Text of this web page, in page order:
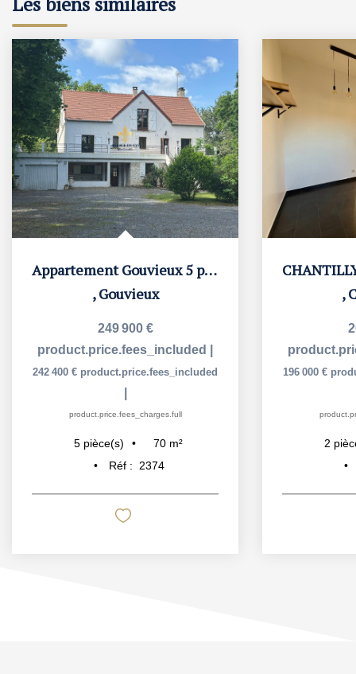
Appartement Gouvieux 5 pièce(s) 70.2 m2
,Gouvieux
249 900 €
product.price.fees_included
242 400 € product.price.fees_included
product.price.fees_charges.full
5 pièce(s) 70 m²
Réf :
2374
,
196 000 €
2